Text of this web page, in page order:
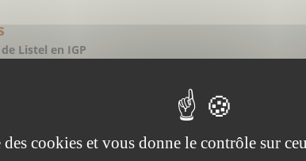
Listel en IGP
entre mer et étang, le Domaine de Jarras sera
les célèbres "vins des sables" dont le fameux "Gris
des visites, d’aller à la découverte de ce vignoble
sauvage classé Natura 2000 pour observer
cookies et vous donne le contrôle sur